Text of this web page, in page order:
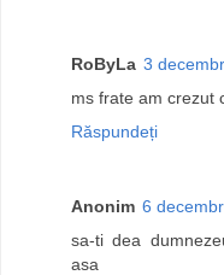
RoByLa 3
ms frate am crezut
Răspundeți
Anonim 6
sa-ti dea
asa